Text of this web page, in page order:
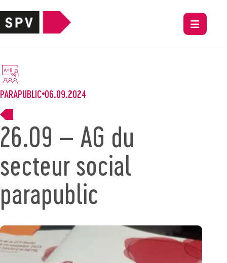
PARAPUBLIC 06.09.2024
26.09 – AG du
secteur social
parapublic